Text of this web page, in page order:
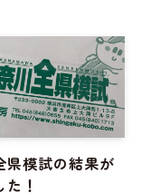
県模試の結果が
！